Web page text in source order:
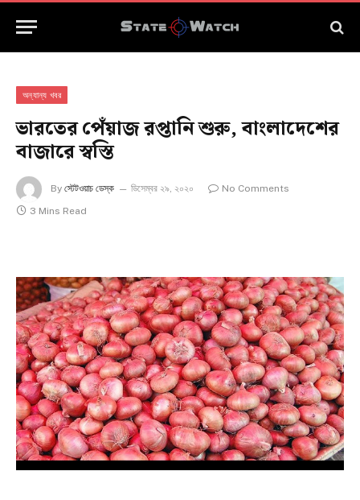
অন্যান্য খবর
ভারতের পেঁয়াজ রপ্তানি শুরু, বাংলাদেশের
বাজারে স্বস্তি
By স্টেটওয়াচ ডেস্ক ডিসেম্বর ২৯, ২০২০
No Comments
3 Mins Read